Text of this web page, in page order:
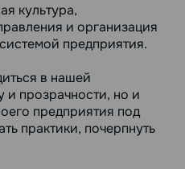
культура,
и организация
предприятия.
в нашей
и прозрачности, но и
предприятия под
практики, почерпнуть